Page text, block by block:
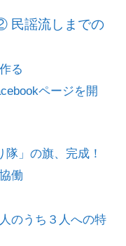
民謡流しまでの
る
ページを開
」の旗、完成！
働
のうち３人への特